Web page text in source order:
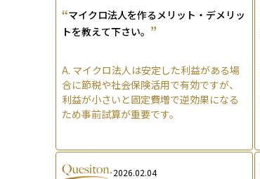
“マイクロ法人を作るメリット・デメリッ
トを教えて下さい。 ”
A. マイクロ法人は安定した利益がある場
合に節税や社会保険活用で有効ですが、
利益が小さいと固定費増で逆効果になる
ため事前試算が重要です。
2026.02.04